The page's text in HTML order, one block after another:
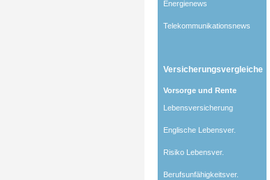
Energienews
Telekommunikationsnews
Versicherungsvergleiche
Vorsorge und Rente
Lebensversicherung
Englische Lebensver.
Risiko Lebensver.
Berufsunfähigkeitsver.